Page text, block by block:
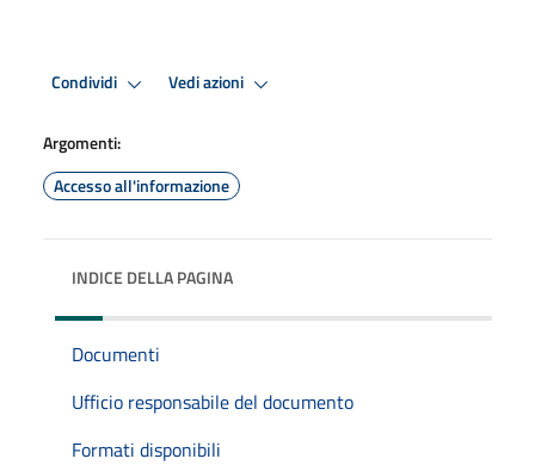
Condividi Vedi azioni
Argomenti:
Accesso all'informazione
INDICE DELLA PAGINA
Documenti
Ufficio responsabile del documento
Formati disponibili